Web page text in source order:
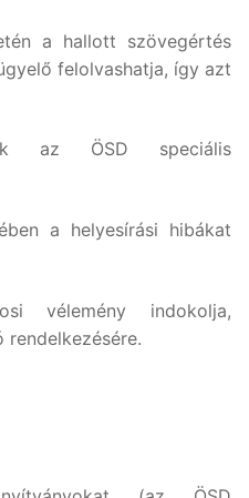
a hallott szövegértés
felolvashatja, így azt
az ÖSD speciális
a helyesírási hibákat
vélemény indokolja,